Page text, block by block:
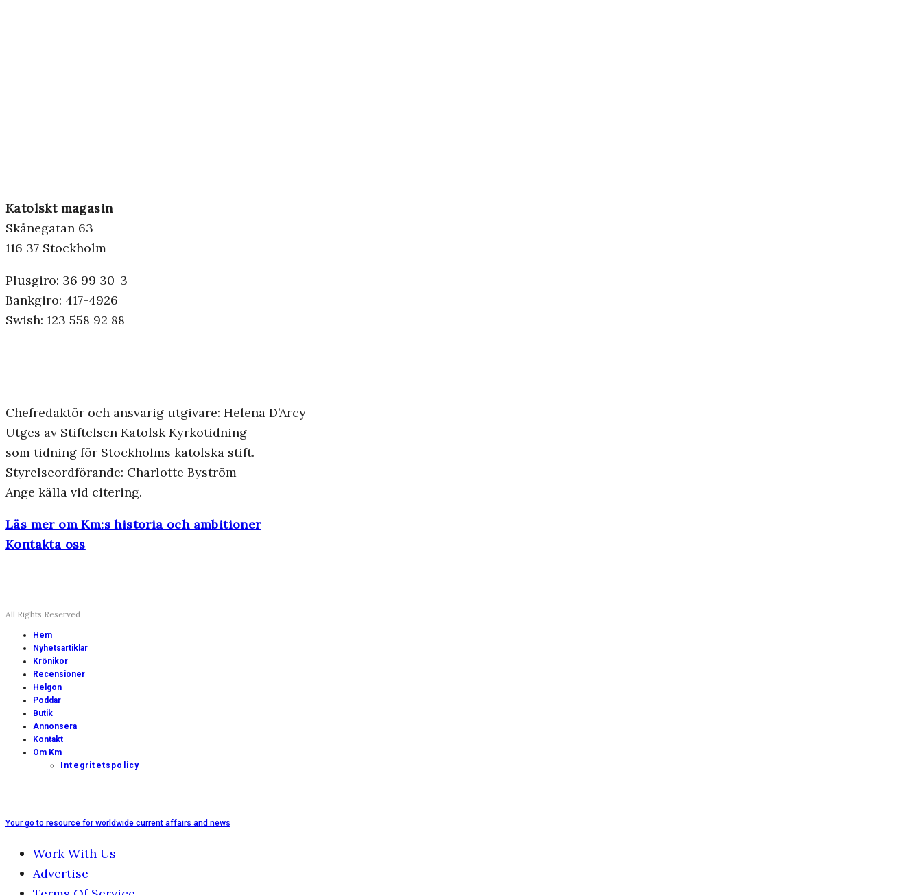
Katolskt magasin
Skånegatan 63
116 37 Stockholm
Plusgiro: 36 99 30-3
Bankgiro: 417-4926
Swish: 123 558 92 88
Chefredaktör och ansvarig utgivare: Helena D’Arcy
Utges av Stiftelsen Katolsk Kyrkotidning
som tidning för Stockholms katolska stift.
Styrelseordförande: Charlotte Byström
Ange källa vid citering.
Läs mer om Km:s historia och ambitioner
Kontakta oss
All Rights Reserved
Hem
Nyhetsartiklar
Krönikor
Recensioner
Helgon
Poddar
Butik
Annonsera
Kontakt
Om Km
Integritetspolicy
Your go to resource for worldwide current affairs and news
Work With Us
Advertise